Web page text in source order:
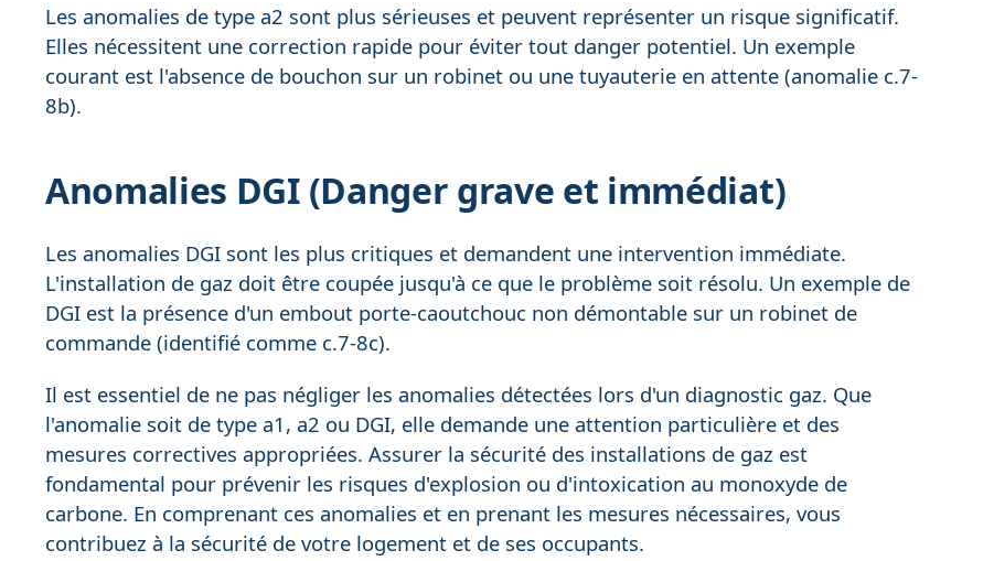
Les anomalies de type a2 sont plus sérieuses et peuvent représenter un risque significatif.
Elles nécessitent une correction rapide pour éviter tout danger potentiel. Un exemple
courant est l'absence de bouchon sur un robinet ou une tuyauterie en attente (anomalie c.7-
8b).
Anomalies DGI (Danger grave et immédiat)
Les anomalies DGI sont les plus critiques et demandent une intervention immédiate.
L'installation de gaz doit être coupée jusqu'à ce que le problème soit résolu. Un exemple de
DGI est la présence d'un embout porte-caoutchouc non démontable sur un robinet de
commande (identifié comme c.7-8c).
Il est essentiel de ne pas négliger les anomalies détectées lors d'un diagnostic gaz. Que
l'anomalie soit de type a1, a2 ou DGI, elle demande une attention particulière et des
mesures correctives appropriées. Assurer la sécurité des installations de gaz est
fondamental pour prévenir les risques d'explosion ou d'intoxication au monoxyde de
carbone. En comprenant ces anomalies et en prenant les mesures nécessaires, vous
contribuez à la sécurité de votre logement et de ses occupants.